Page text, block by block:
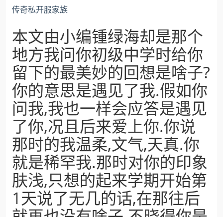
传奇私开服家族
本文由小编锺绿海却是那个
地方我问你初级中学时给你
留下的最美妙的回想是啥子?
你的意思是遇见了我.假如你
问我,我也一样会应答是遇见
了你,况且后来爱上你.你说
那时的我温柔,文气,天真.你
就是稀罕我.那时对你的印象
肤浅,只想的起来学期开始第
1天说了无几的话,在那往后